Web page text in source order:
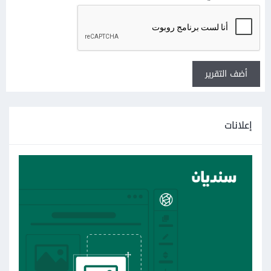
أضف التقرير
إعلانات